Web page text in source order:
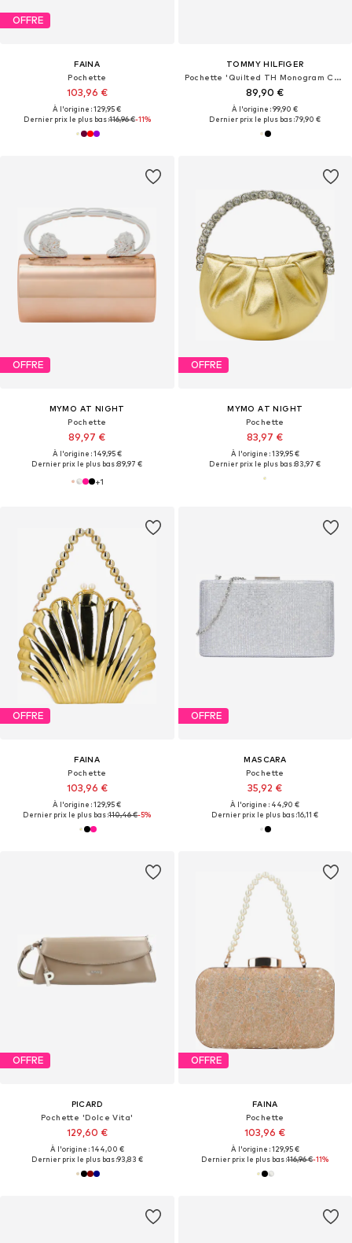
OFFRE
FAINA
Pochette
103,96 €
À l'origine : 129,95 €
Dernier prix le plus bas :116,96 €-11%
TOMMY HILFIGER
Pochette 'Quilted TH Monogram Chain Strap'
89,90 €
À l'origine : 99,90 €
Dernier prix le plus bas :79,90 €
OFFRE
MYMO AT NIGHT
Pochette
89,97 €
À l'origine : 149,95 €
Dernier prix le plus bas :89,97 €
+1
OFFRE
MYMO AT NIGHT
Pochette
83,97 €
À l'origine : 139,95 €
Dernier prix le plus bas :83,97 €
OFFRE
FAINA
Pochette
103,96 €
À l'origine : 129,95 €
Dernier prix le plus bas :110,46 €-5%
OFFRE
MASCARA
Pochette
35,92 €
À l'origine : 44,90 €
Dernier prix le plus bas :16,11 €
OFFRE
PICARD
Pochette 'Dolce Vita'
129,60 €
À l'origine : 144,00 €
Dernier prix le plus bas :93,83 €
OFFRE
FAINA
Pochette
103,96 €
À l'origine : 129,95 €
Dernier prix le plus bas :116,96 €-11%